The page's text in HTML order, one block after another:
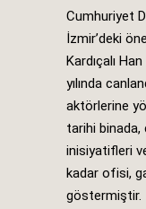
Cumhuriyet
İzmir’deki
Kardıçalı
yılında
aktörlerine
tarihi
inisiyatifleri
kadar ofisi,
göstermiştir.